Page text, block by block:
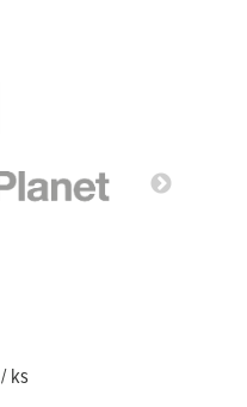
/ ks